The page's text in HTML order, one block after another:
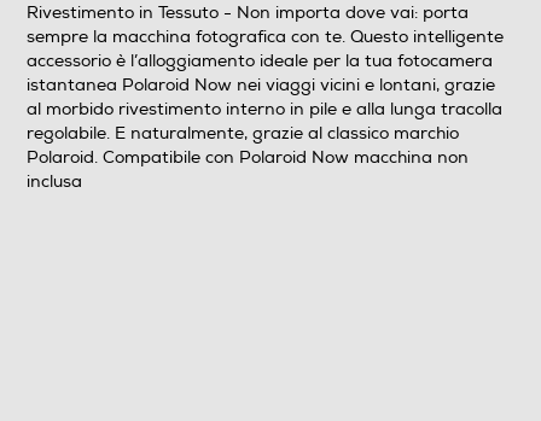
110
Profondità-mm
172
Peso-Kg
Rivestimento in Tessuto - Non importa dove vai: porta
sempre la macchina fotografica con te. Questo intelligente
accessorio è l’alloggiamento ideale per la tua fotocamera
istantanea Polaroid Now nei viaggi vicini e lontani, grazie
al morbido rivestimento interno in pile e alla lunga tracolla
regolabile. E naturalmente, grazie al classico marchio
Polaroid. Compatibile con Polaroid Now macchina non
inclusa